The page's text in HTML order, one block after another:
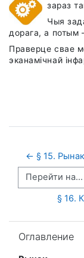
зараз
Чыя
дорага, а потым
Праверце свае
эканамічнай
← § 15.
Перейти на...
§ 16.
Оглавление